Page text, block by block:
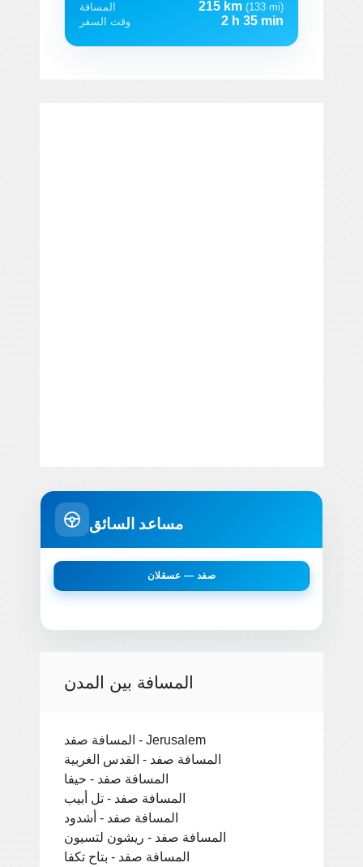
المسافة 215 km (133 mi)
وقت السفر
2 h 35 min
مساعد السائق
صفد — عسقلان
المسافة بين المدن
المسافة صفد - Jerusalem
المسافة صفد - القدس الغربية
المسافة صفد - حيفا
المسافة صفد - تل أبيب
المسافة صفد - أشدود
المسافة صفد - ريشون لتسيون
المسافة صفد - بتاح تكفا